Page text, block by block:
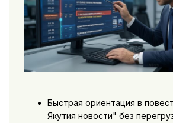
Быстрая ориентация в
Якутия новости" без